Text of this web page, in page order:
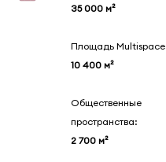
35 000 м²
Площадь Multispace
10 400 м²
Общественные
пространства:
2 700 м²